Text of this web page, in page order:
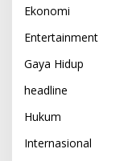
Ekonomi
Entertainment
Gaya Hidup
headline
Hukum
Internasional